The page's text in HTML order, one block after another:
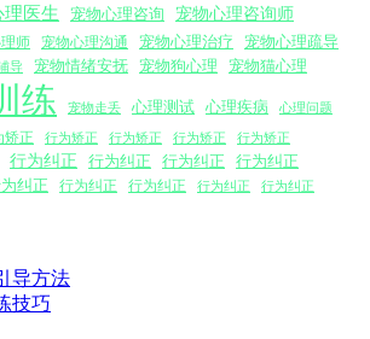
理医生 宠物心理咨询 宠物心理咨询师
师 宠物心理沟通 宠物心理治疗
宠物心理疏导
导 宠物情绪安抚 宠物狗心理 宠物猫心理
练 宠物走丢 心理测试 心理疾病 心理问题
矫正 行为矫正 行为矫正 行为矫正 行为矫正
行为纠正 行为纠正 行为纠正
行为纠正
纠正 行为纠正 行为纠正 行为纠正 行为纠正
导方法
技巧